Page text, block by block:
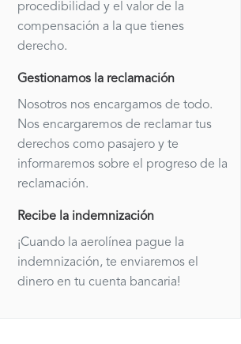
procedibilidad y el valor de la
compensación a la que tienes
derecho.
Gestionamos la reclamación
Nosotros nos encargamos de todo.
Nos encargaremos de reclamar tus
derechos como pasajero y te
informaremos sobre el progreso de la
reclamación.
Recibe la indemnización
¡Cuando la aerolínea pague la
indemnización, te enviaremos el
dinero en tu cuenta bancaria!